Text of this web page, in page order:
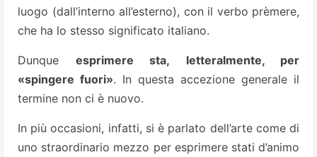
luogo (dall’interno all’esterno), con il verbo prèmere,
che ha lo stesso significato italiano.
Dunque esprimere sta, letteralmente, per
«spingere fuori». In questa accezione generale il
termine non ci è nuovo.
In più occasioni, infatti, si è parlato dell’arte come di
uno straordinario mezzo per esprimere stati d’animo